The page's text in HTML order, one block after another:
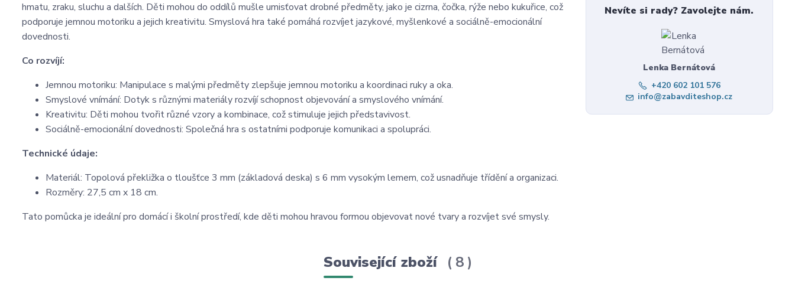
hmatu, zraku, sluchu a dalších. Děti mohou do oddílů mušle umisťovat drobné předměty, jako je cizrna, čočka, rýže nebo kukuřice, což
podporuje jemnou motoriku a jejich kreativitu. Smyslová hra také pomáhá rozvíjet jazykové, myšlenkové a sociálně-emocionální
dovednosti.
Co rozvíjí:
Jemnou motoriku: Manipulace s malými předměty zlepšuje jemnou motoriku a koordinaci ruky a oka.
Smyslové vnímání: Dotyk s různými materiály rozvíjí schopnost objevování a smyslového vnímání.
Kreativitu: Děti mohou tvořit různé vzory a kombinace, což stimuluje jejich představivost.
Sociálně-emocionální dovednosti: Společná hra s ostatními podporuje komunikaci a spolupráci.
Technické údaje:
Materiál: Topolová překližka o tloušťce 3 mm (základová deska) s 6 mm vysokým lemem, což usnadňuje třídění a organizaci.
Rozměry: 27,5 cm x 18 cm.
Tato pomůcka je ideální pro domácí i školní prostředí, kde děti mohou hravou formou objevovat nové tvary a rozvíjet své smysly.
Nevíte si rady? Zavolejte nám.
Lenka Bernátová
+420 602 101 576
info@zabavditeshop.cz
Související zboží 8